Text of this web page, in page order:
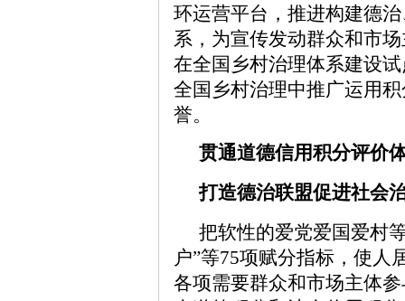
环运营平台，推进构建德
系，为宣传发动群众和市
在全国乡村治理体系建设
全国乡村治理中推广运用
誉。
贯通道德信用积分评价
打造德治联盟促进社会
把软性的爱党爱国爱村
户”等75项赋分指标，使人
各项需要群众和市场主体